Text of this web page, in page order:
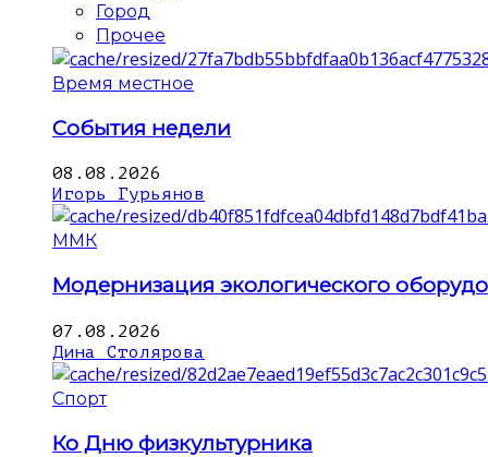
Город
Прочее
Время местное
События недели
08.08.2026
Игорь Гурьянов
ММК
Модернизация экологического
07.08.2026
Дина Столярова
Спорт
Ко Дню физкультурника